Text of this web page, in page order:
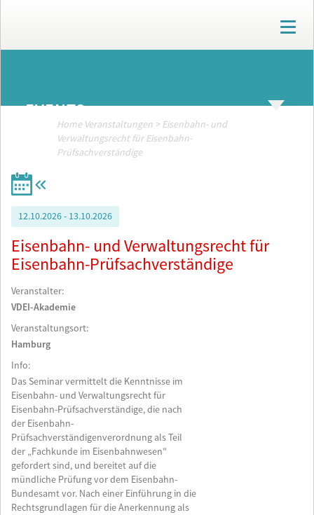
T
o
g
n
EVENTS
Home Veranstaltungen >Eisenbahn- und
Verwaltungsrecht für Eisenbahn-
Prüfsachverständige
12.10.2026 - 13.10.2026
Eisenbahn- und Verwaltungsrecht für
Eisenbahn-Prüfsachverständige
Veranstalter:
VDEI-Akademie
Veranstaltungsort:
Hamburg
Info:
Das Seminar vermittelt die Kenntnisse im
Eisenbahn- und Verwaltungsrecht für
Eisenbahn-Prüfsachverständige, die nach
der Eisenbahn-
Prüfsachverständigenverordnung als Teil
der „Fachkunde im Eisenbahnwesen"
gefordert sind, und bereitet auf die
mündliche Prüfung vor dem Eisenbahn-
Bundesamt vor. Nach einer Einführung in die
Rechtsgrundlagen für die Anerkennung als